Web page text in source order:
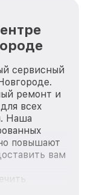
сервисный
ремонт и
всех
Наша
повышают
вам
для